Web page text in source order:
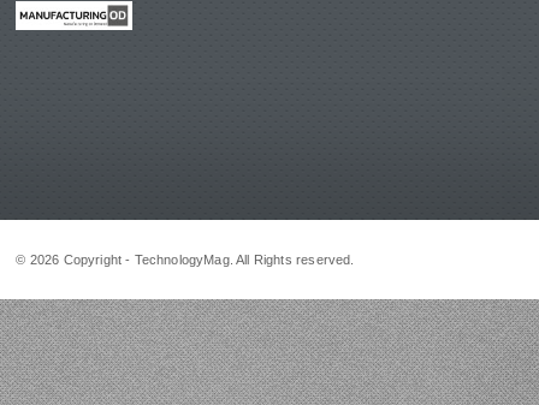
© 2026 Copyright - TechnologyMag. All Rights reserved.